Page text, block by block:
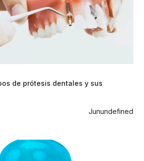
de prótesis dentales y sus
Junundefined